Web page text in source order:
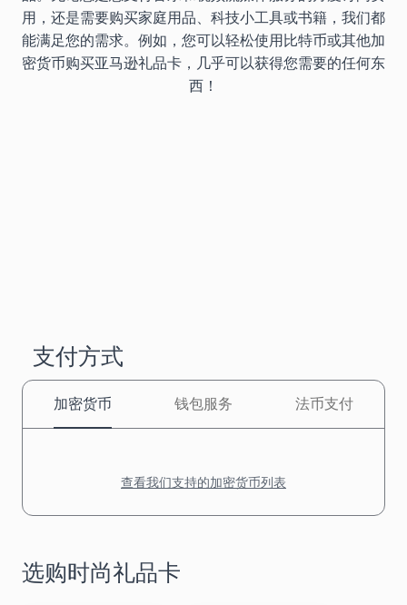
用，还是需要购买家庭用品、科技小工具或书籍，我们都
能满足您的需求。例如，您可以轻松使用比特币或其他加
密货币购买亚马逊礼品卡，几乎可以获得您需要的任何东
西！
支付方式
加密货币 钱包服务 法币支付
查看我们支持的加密货币列表
选购时尚礼品卡